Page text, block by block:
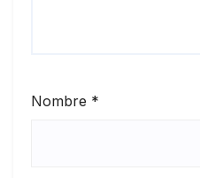
Nombre *